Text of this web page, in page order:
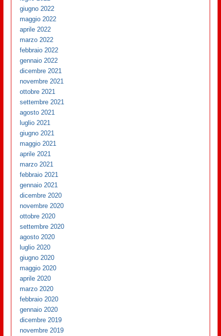
giugno 2022
maggio 2022
aprile 2022
marzo 2022
febbraio 2022
gennaio 2022
dicembre 2021
novembre 2021
ottobre 2021
settembre 2021
agosto 2021
luglio 2021
giugno 2021
maggio 2021
aprile 2021
marzo 2021
febbraio 2021
gennaio 2021
dicembre 2020
novembre 2020
ottobre 2020
settembre 2020
agosto 2020
luglio 2020
giugno 2020
maggio 2020
aprile 2020
marzo 2020
febbraio 2020
gennaio 2020
dicembre 2019
novembre 2019